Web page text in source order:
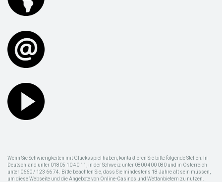
Wenn Sie Schwierigkeiten mit Glücksspiel haben, kontaktieren Sie bitte folgende Stellen: In
Deutschland unter 01805 10 40 11, in der Schweiz unter 0800 400 080 und in Österreich
unter 0660 / 123 66 74. Bitte beachten Sie, dass Sie mindestens 18 Jahre alt sein müssen,
um diese Webseite und die Angebote von Online-Casinos und Wettanbietern zu nutzen.